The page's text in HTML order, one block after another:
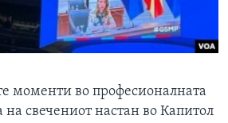
моменти во професионалната
свечениот настан во Капитол